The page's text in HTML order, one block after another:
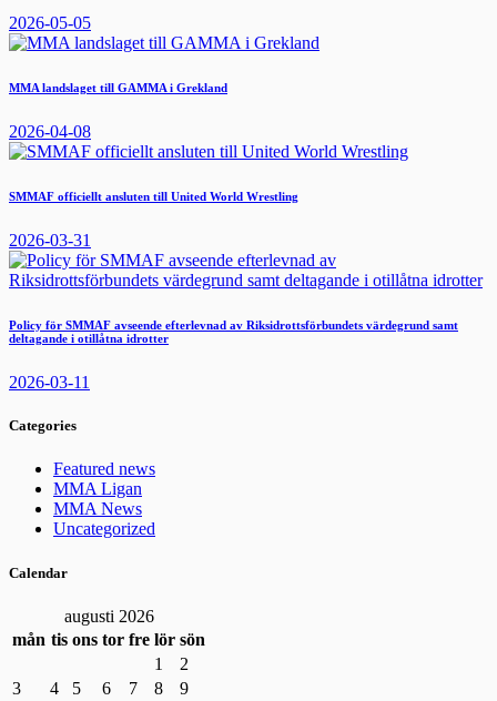
2026-05-05
MMA landslaget till GAMMA i Grekland
2026-04-08
SMMAF officiellt ansluten till United World Wrestling
2026-03-31
Policy för SMMAF avseende efterlevnad av Riksidrottsförbundets värdegrund samt
deltagande i otillåtna idrotter
2026-03-11
Categories
Featured news
MMA Ligan
MMA News
Uncategorized
Calendar
augusti 2026
mån tis ons tor fre lör sön
1
2
3
4 5 6 7 8
9